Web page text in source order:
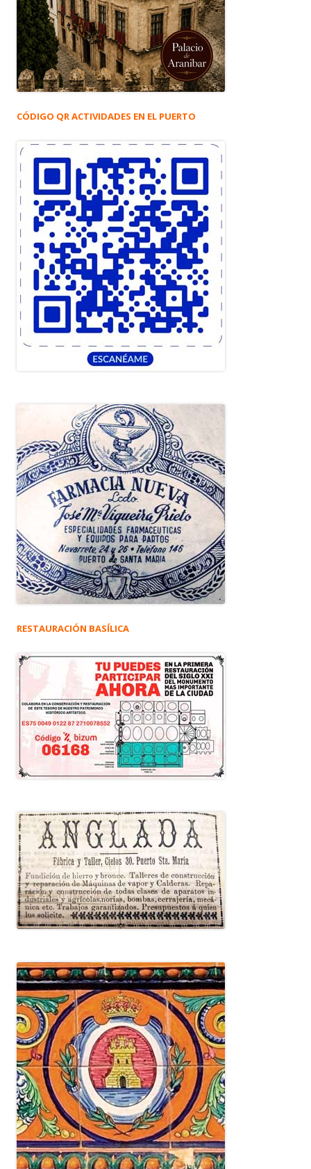
CÓDIGO QR ACTIVIDADES EN EL PUERTO
RESTAURACIÓN BASÍLICA